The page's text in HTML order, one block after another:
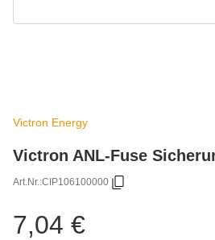
Victron Energy
Victron ANL-Fuse
Art.Nr.:CIP106100000
7,04 €